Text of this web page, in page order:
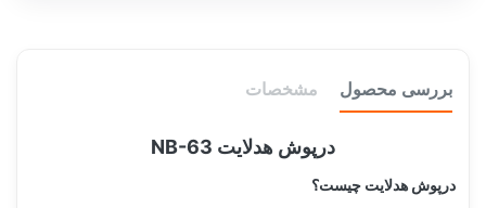
بررسی محصول مشخصات
درپوش هدلایت NB-63
درپوش هدلایت چیست؟